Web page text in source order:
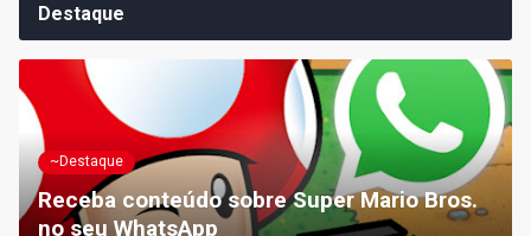
Destaque
~Destaque
Receba conteúdo sobre Super Mario Bros.
no seu WhatsApp